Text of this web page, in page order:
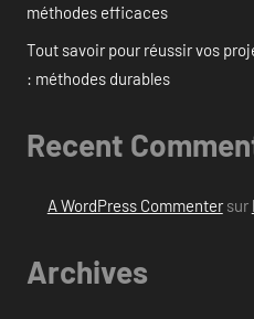
méthodes efficaces
Tout savoir pour réussir vos
: méthodes durables
Recent
A WordPress Commentersur
Archives